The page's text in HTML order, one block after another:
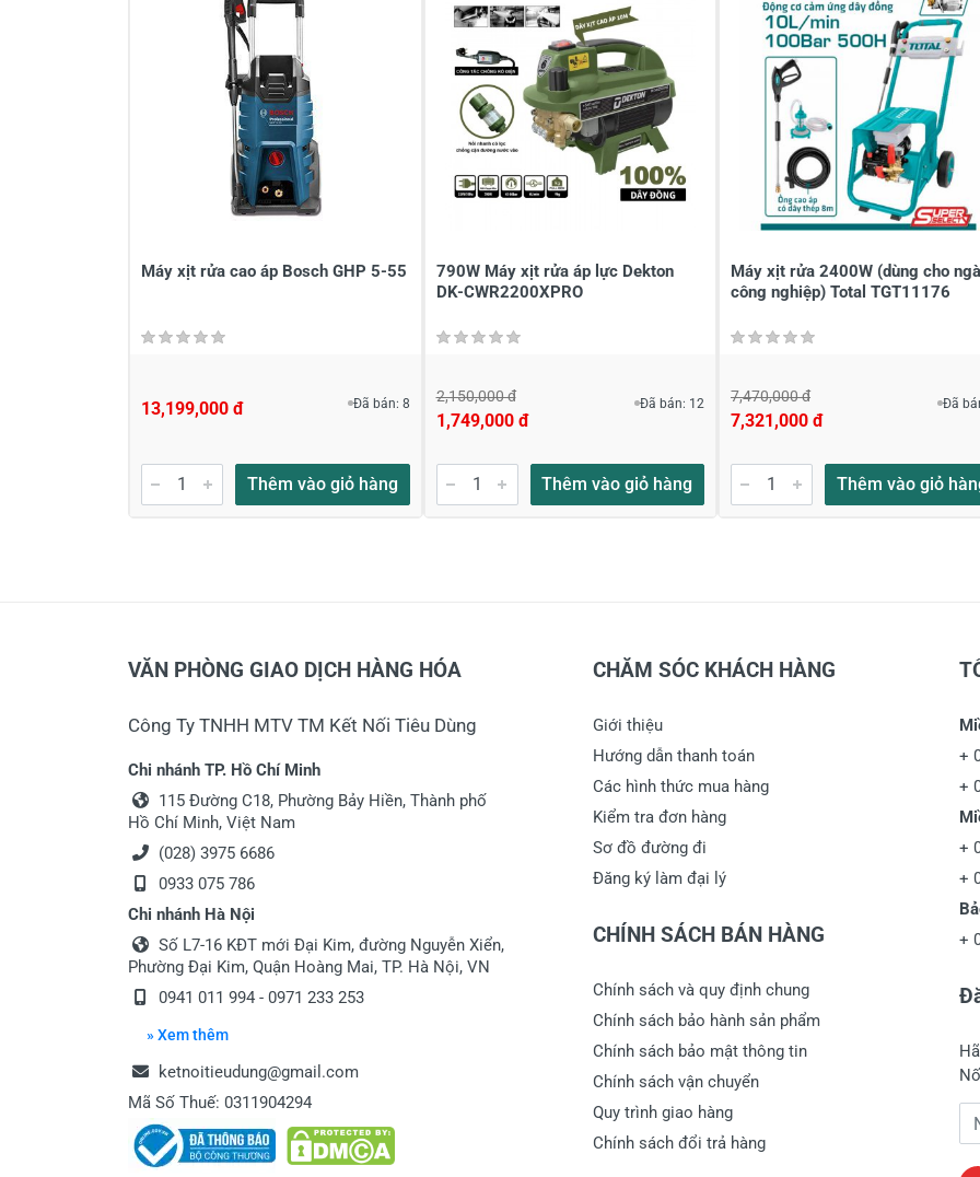
Máy xịt rửa cao áp Bosch GHP 5-55
13,199,000 đ Đã bán: 8
Thêm vào giỏ hàng
790W Máy xịt rửa áp lực Dekton
DK-CWR2200XPRO
2,150,000 đ
1,749,000 đ
Đã bán: 12
Thêm vào giỏ hàng
Máy xịt rửa 2400W (dùng cho
công nghiệp) Total TGT11176
7,470,000 đ
7,321,000 đ
Đã
Thêm vào giỏ
VĂN PHÒNG GIAO DỊCH HÀNG HÓA
Công Ty TNHH MTV TM Kết Nối Tiêu Dùng
Chi nhánh TP. Hồ Chí Minh
115 Đường C18, Phường Bảy Hiền, Thành phố
Hồ Chí Minh, Việt Nam
(028) 3975 6686
0933 075 786
Chi nhánh Hà Nội
Số L7-16 KĐT mới Đại Kim, đường Nguyễn Xiển,
Phường Đại Kim, Quận Hoàng Mai, TP. Hà Nội, VN
0941 011 994 - 0971 233 253
» Xem thêm
ketnoitieudung@gmail.com
Mã Số Thuế: 0311904294
CHĂM SÓC KHÁCH HÀNG
Giới thiệu
Hướng dẫn thanh toán
Các hình thức mua hàng
Kiểm tra đơn hàng
Sơ đồ đường đi
Đăng ký làm đại lý
CHÍNH SÁCH BÁN HÀNG
Chính sách và quy định chung
Chính sách bảo hành sản phẩm
Chính sách bảo mật thông tin
Chính sách vận chuyển
Quy trình giao hàng
Chính sách đổi trả hàng
+
+
+
+
+